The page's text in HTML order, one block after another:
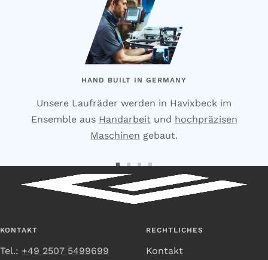
HAND BUILT IN GERMANY
Unsere Laufräder werden in Havixbeck im
Ensemble aus Handarbeitund hochpräzisen
Maschinen gebaut.
Zur
Slide
1
Zur
Slide
2
Slide
3
Slide
4
KONTAKT
Tel.: +49 2507 5499699
RECHTLICHES
Kontakt